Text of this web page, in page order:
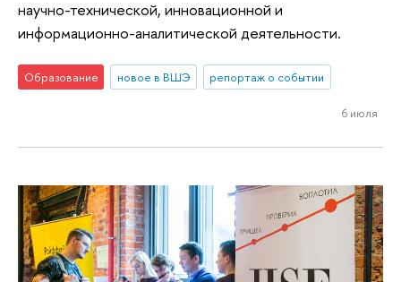
научно-технической, инновационной и
информационно-аналитической деятельности.
Образование новое в ВШЭ репортаж о событии
6 июля